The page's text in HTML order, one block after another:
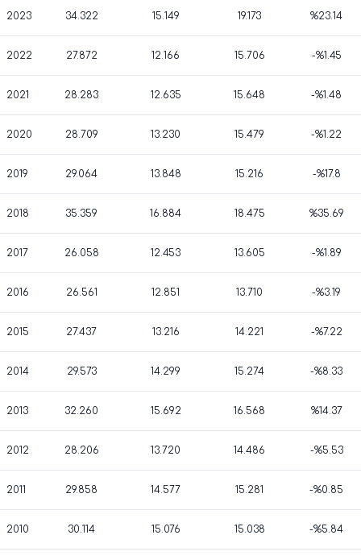
2023 34.322 15.149 19.173 %23.14
2022 27.872 12.166 15.706 -%1.45
2021 28.283 12.635 15.648 -%1.48
2020 28.709 13.230 15.479 -%1.22
2019 29.064 13.848 15.216 -%17.8
2018 35.359 16.884 18.475 %35.69
2017 26.058 12.453 13.605 -%1.89
2016 26.561 12.851 13.710 -%3.19
2015 27.437 13.216 14.221 -%7.22
2014 29.573 14.299 15.274 -%8.33
2013 32.260 15.692 16.568 %14.37
2012 28.206 13.720 14.486 -%5.53
2011 29.858 14.577 15.281 -%0.85
2010 30.114 15.076 15.038 -%5.84